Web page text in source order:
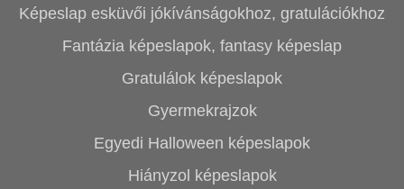
Képeslap esküvői jókívánságokhoz, gratulációkhoz
Fantázia képeslapok, fantasy képeslap
Gratulálok képeslapok
Gyermekrajzok
Egyedi Halloween képeslapok
Hiányzol képeslapok